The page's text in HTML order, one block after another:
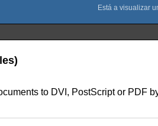
to DVI, PostScript or PDF